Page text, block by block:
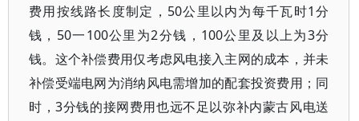
费用按线路长度制定，50公里以内为每千瓦时1分
钱，50一100公里为2分钱，100公里及以上为3分
钱。这个补偿费用仅考虑风电接入主网的成本，并未
补偿受端电网为消纳风电需增加的配套投资费用；同
时，3分钱的接网费用也远不足以弥补内蒙古风电送